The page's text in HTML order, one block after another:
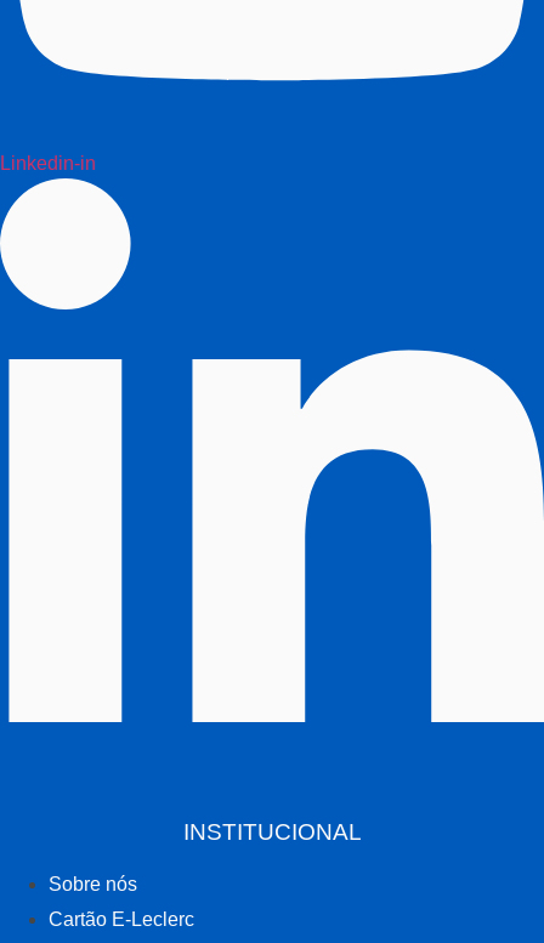
Linkedin-in
INSTITUCIONAL
Sobre nós
Cartão E-Leclerc